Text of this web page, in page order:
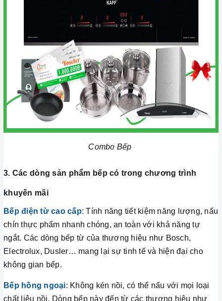
Combo Bếp
3. Các dòng sản phẩm bếp có trong chương trình
khuyến mãi
Bếp điện từ cao cấp: Tính năng tiết kiệm năng lượng, nấu
chín thực phẩm nhanh chóng, an toàn với khả năng tự
ngắt. Các dòng bếp từ của thương hiệu như Bosch,
Electrolux, Dusler… mang lại sự tinh tế và hiện đại cho
không gian bếp.
Bếp hồng ngoại: Không kén nồi, có thể nấu với mọi loại
chất liệu nồi. Dòng bếp này đến từ các thương hiệu như